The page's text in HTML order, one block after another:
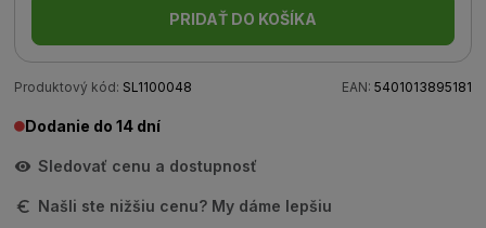
PRIDAŤ DO KOŠÍKA
Produktový kód: SL1100048 EAN: 5401013895181
Dodanie do 14 dní
Sledovať cenu a dostupnosť
Našli ste nižšiu cenu? My dáme lepšiu